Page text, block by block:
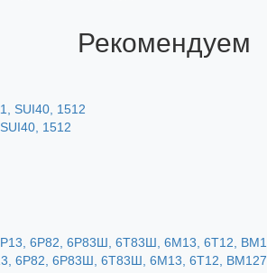
Рекомендуем
1512
6Р82, 6Р83Ш, 6Т83Ш, 6М13, 6Т12, ВМ127